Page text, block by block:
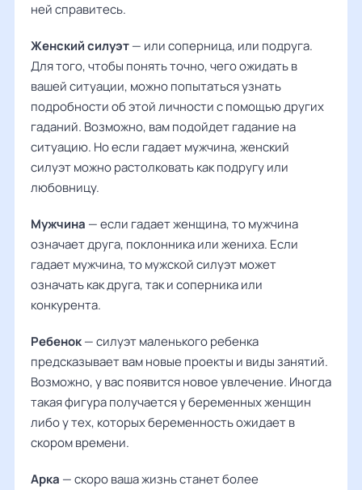
ней справитесь.
Женский силуэт— или соперница, или подруга.
Для того, чтобы понять точно, чего ожидать в
вашей ситуации, можно попытаться узнать
подробности об этой личности с помощью других
гаданий. Возможно, вам подойдет гадание на
ситуацию. Но если гадает мужчина, женский
силуэт можно растолковать как подругу или
любовницу.
Мужчина — если гадает женщина, то мужчина
означает друга, поклонника или жениха. Если
гадает мужчина, то мужской силуэт может
означать как друга, так и соперника или
конкурента.
Ребенок— силуэт маленького ребенка
предсказывает вам новые проекты и виды занятий.
Возможно, у вас появится новое увлечение. Иногда
такая фигура получается у беременных женщин
либо у тех, которых беременность ожидает в
скором времени.
Арка — скоро ваша жизнь станет более